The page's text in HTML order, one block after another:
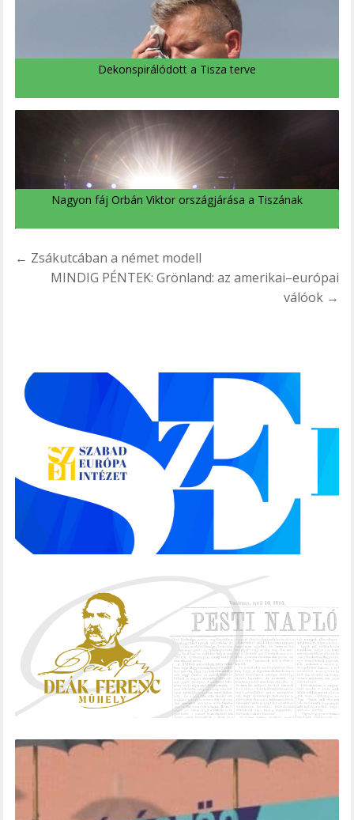
Dekonspirálódott a Tisza terve
Nagyon fáj Orbán Viktor országjárása a Tiszának
Bejegyzés
navigáció
← Zsákutcában a német modell
MINDIG PÉNTEK: Grönland: az amerikai–európai
válóok →